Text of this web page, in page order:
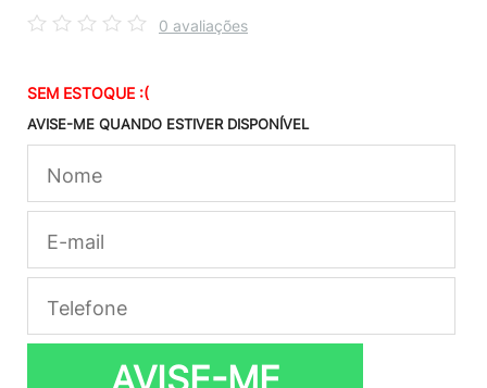
0 avaliações
SEM ESTOQUE :(
AVISE-ME QUANDO ESTIVER DISPONÍVEL
AVISE-ME